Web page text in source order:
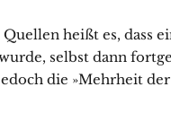
heißt es, dass
selbst dann
die »Mehrheit